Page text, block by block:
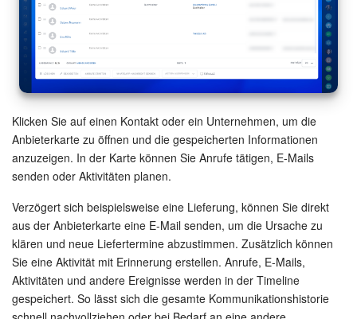
Klicken Sie auf einen Kontakt oder ein Unternehmen, um die
Anbieterkarte zu öffnen und die gespeicherten Informationen
anzuzeigen. In der Karte können Sie Anrufe tätigen, E-Mails
senden oder Aktivitäten planen.
Verzögert sich beispielsweise eine Lieferung, können Sie direkt
aus der Anbieterkarte eine E-Mail senden, um die Ursache zu
klären und neue Liefertermine abzustimmen. Zusätzlich können
Sie eine Aktivität mit Erinnerung erstellen. Anrufe, E-Mails,
Aktivitäten und andere Ereignisse werden in der Timeline
gespeichert. So lässt sich die gesamte Kommunikationshistorie